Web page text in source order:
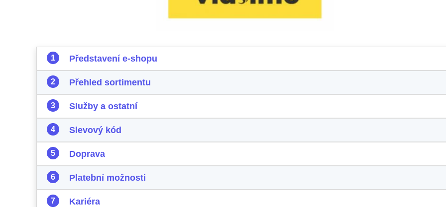
Představení e-shopu
Přehled sortimentu
Služby a ostatní
Slevový kód
Doprava
Platební možnosti
Kariéra